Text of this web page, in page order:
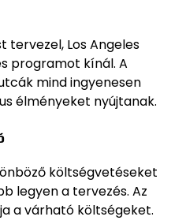
tervezel, Los Angeles
programot kínál. A
mind ingyenesen
élményeket nyújtanak.
költségvetéseket
legyen a tervezés. Az
a várható költségeket.